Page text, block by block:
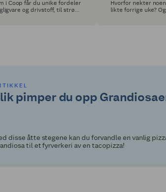
i Coop får du unike fordeler
og drivstoff, til strøm
Hvorfor nekter
likte forrige uke?
pimper du opp
disse åtte stegene kan du forvandle en vanlig
til et fyrverkeri av en tacopizza!